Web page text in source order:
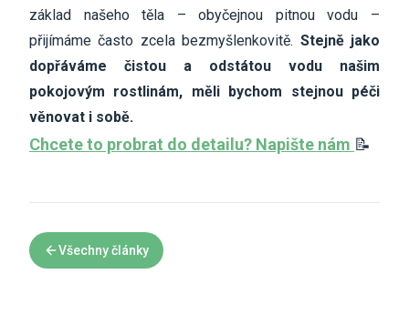
základ našeho těla – obyčejnou pitnou vodu –
přijímáme často zcela bezmyšlenkovitě. Stejně jako
dopřáváme čistou a odstátou vodu našim
pokojovým rostlinám, měli bychom stejnou péči
věnovat i sobě.
Chcete to probrat do detailu? Napište nám 📝
Všechny články